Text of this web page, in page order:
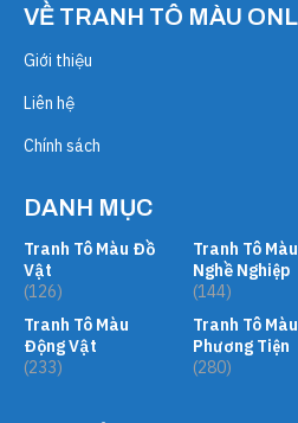
VỀ TRANH TÔ MÀU
Giới thiệu
Liên hệ
Chính sách
DANH MỤC
Tranh Tô Màu Đồ
Vật
(126)
Tranh Tô Màu
Động Vật
(233)
Tranh Tô Màu
Nghề Nghiệp
(144)
Tranh Tô Màu
Phương Tiện
(280)